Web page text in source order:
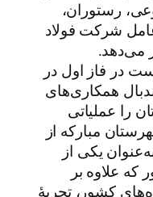
رستوران،
شرکت فولاد
می‌دهد.
در فاز اول در
همکاری‌های
را عملیاتی
مبارکه از
یکی از
که علاوه بر
کشور، تجربۀ